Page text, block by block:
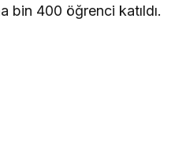
bin 400 öğrenci katıldı.